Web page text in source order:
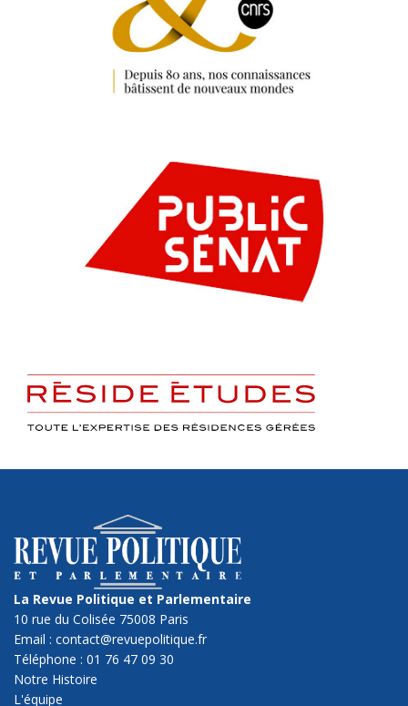
La Revue Politique et Parlementaire
10 rue du Colisée 75008 Paris
Email : contact@revuepolitique.fr
Téléphone : 01 76 47 09 30
Notre Histoire
L'équipe